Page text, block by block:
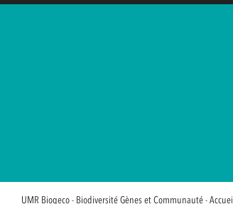
UMR Biogeco - Biodiversité Gènes et Communauté - Accueil